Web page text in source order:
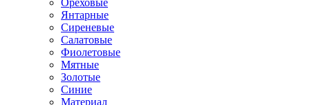
Ореховые
Янтарные
Сиреневые
Салатовые
Фиолетовые
Мятные
Золотые
Синие
Материал